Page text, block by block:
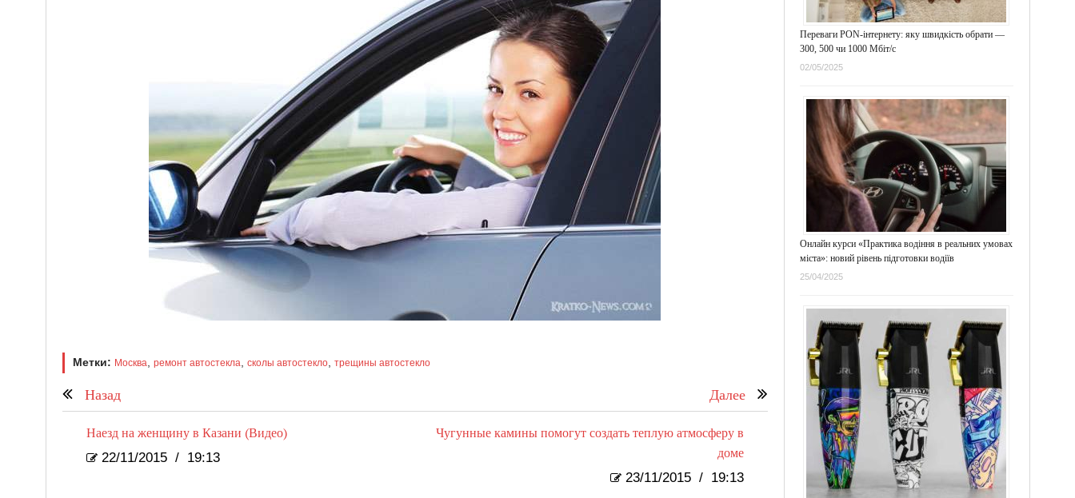
Метки: Москва ремонт автостекла сколы автостекло, трещины автостекло
Назад Далее
Наезд на женщину в Казани (Видео)
22/11/2015 / 19:13
Чугунные камины помогут создать теплую атмосферу в
доме
23/11/2015 / 19:13
Переваги PON-інтернету: яку швидкість обрати —
300, 500 чи 1000 Мбіт/с
02/05/2025
Онлайн курси «Практика водіння в реальних умовах
міста»: новий рівень підготовки водіїв
25/04/2025